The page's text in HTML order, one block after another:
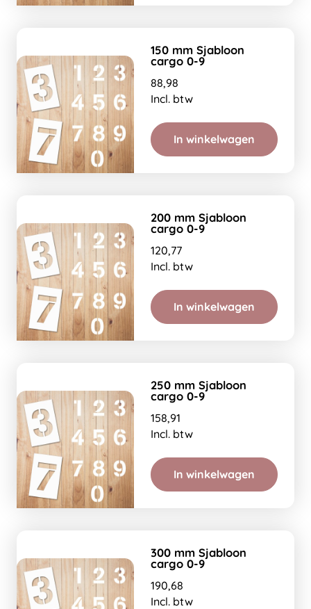
150 mm Sjabloon
cargo 0-9
88,98
Incl. btw
In winkelwagen
200 mm Sjabloon
cargo 0-9
120,77
Incl. btw
In winkelwagen
250 mm Sjabloon
cargo 0-9
158,91
Incl. btw
In winkelwagen
300 mm Sjabloon
cargo 0-9
190,68
Incl. btw